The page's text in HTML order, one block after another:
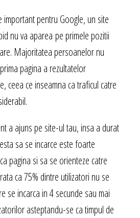
important pentru Google, un site
nu va aparea pe primele pozitii
Majoritatea persoanelor nu
pagina a rezultatelor
ceea ce inseamna ca traficul catre
a ajuns pe site-ul tau, insa a durat
sa se incarce este foarte
pagina si sa se orienteze catre
ca 75% dintre utilizatori nu se
se incarca in 4 secunde sau mai
asteptandu-se ca timpul de